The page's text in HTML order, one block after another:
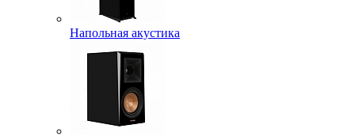
Напольная акустика